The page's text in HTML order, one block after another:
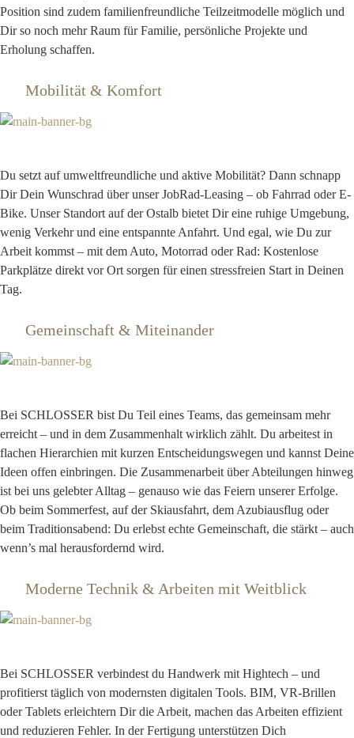
Position sind zudem familienfreundliche Teilzeitmodelle möglich und
Dir so noch mehr Raum für Familie, persönliche Projekte und
Erholung schaffen.
Mobilität & Komfort
Du setzt auf umweltfreundliche und aktive Mobilität? Dann schnapp
Dir Dein Wunschrad über unser JobRad-Leasing – ob Fahrrad oder E-
Bike. Unser Standort auf der Ostalb bietet Dir eine ruhige Umgebung,
wenig Verkehr und eine entspannte Anfahrt. Und egal, wie Du zur
Arbeit kommst – mit dem Auto, Motorrad oder Rad: Kostenlose
Parkplätze direkt vor Ort sorgen für einen stressfreien Start in Deinen
Tag.
Gemeinschaft & Miteinander
Bei SCHLOSSER bist Du Teil eines Teams, das gemeinsam mehr
erreicht – und in dem Zusammenhalt wirklich zählt. Du arbeitest in
flachen Hierarchien mit kurzen Entscheidungswegen und kannst Deine
Ideen offen einbringen. Die Zusammenarbeit über Abteilungen hinweg
ist bei uns gelebter Alltag – genauso wie das Feiern unserer Erfolge.
Ob beim Sommerfest, auf der Skiausfahrt, dem Azubiausflug oder
beim Traditionsabend: Du erlebst echte Gemeinschaft, die stärkt – auch
wenn’s mal herausfordernd wird.
Moderne Technik & Arbeiten mit Weitblick
Bei SCHLOSSER verbindest du Handwerk mit Hightech – und
profitierst täglich von modernsten digitalen Tools. BIM, VR-Brillen
oder Tablets erleichtern Dir die Arbeit, machen das Arbeiten effizient
und reduzieren Fehler. In der Fertigung unterstützen Dich